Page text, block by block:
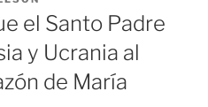
el Santo Padre
y Ucrania al
de María